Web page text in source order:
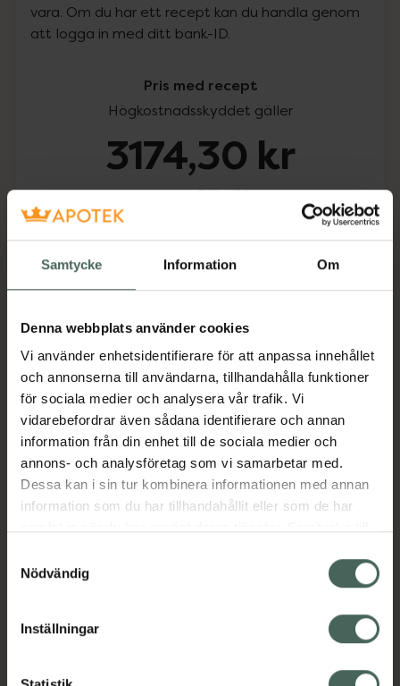
Samtycke Information Om
Denna webbplats använder cookies
Vi använder enhetsidentifierare för att anpassa innehållet
och annonserna till användarna, tillhandahålla funktioner
för sociala medier och analysera vår trafik. Vi
vidarebefordrar även sådana identifierare och annan
information från din enhet till de sociala medier och
annons- och analysföretag som vi samarbetar med.
Dessa kan i sin tur kombinera informationen med annan
information som du har tillhandahållit eller som de har
återkalla ditt samtycke via webbplatsens
cookieinställningar. Ett återkallat samtycke påverkar inte
lagligheten av behandling som skett innan återkallelsen.
Nödvändig
Inställningar
vara. Om du har ett recept kan du handla genom
att logga in med ditt bank-ID.
Pris med recept
Högkostnadsskyddet gäller
3174,30 kr
I apotek:3174,30 kr
Köp via ditt recept
Beskrivning Dölj
Läs alltid bipacksedeln innan
användning.
EAN:
03663555000740